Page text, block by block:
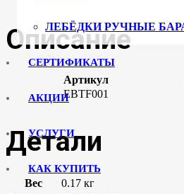
ЛЕБЁДКИ РУЧНЫЕ
СЕРТИФИКАТЫ
АКЦИИ
УСЛУГИ
КАК КУПИТЬ
Описание
Артикул
EBTF001
Детали
Вес
0.17 кг